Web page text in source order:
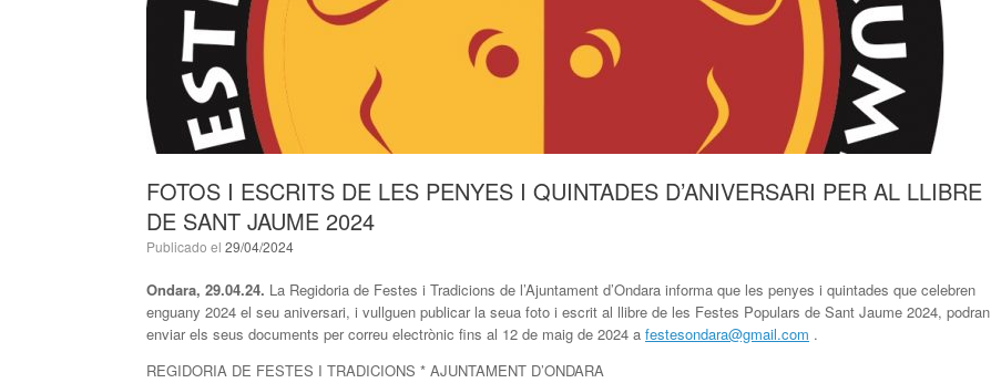
FOTOS I ESCRITS DE LES PENYES I QUINTADES D’ANIVERSARI PER AL LLIBRE
DE SANT JAUME 2024
Publicado el 29/04/2024
Ondara, 29.04.24. La Regidoria de Festes i Tradicions de l’Ajuntament d’Ondara informa que les penyes i quintades que celebren
enguany 2024 el seu aniversari, i vullguen publicar la seua foto i escrit al llibre de les Festes Populars de Sant Jaume 2024, podran
enviar els seus documents per correu electrònic fins al 12 de maig de 2024 a festesondara@gmail.com .
REGIDORIA DE FESTES I TRADICIONS * AJUNTAMENT D’ONDARA